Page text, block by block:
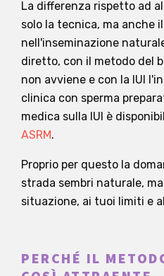
La differenza rispetto ad
solo la tecnica, ma anche
nell'inseminazione
diretto, con il metodo del
non avviene e con la IUI
clinica con sperma
medica sulla IUI è
ASRM.
Proprio per questo la
strada sembri naturale,
situazione, ai tuoi limiti e
PERCHÉ IL